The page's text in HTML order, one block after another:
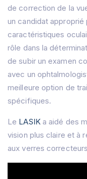
de correction de la
un candidat approprié
caractéristiques
rôle dans la
de subir un examen
avec un
meilleure option de
spécifiques.
Le LASIKa aidé des
vision plus claire et à
aux verres